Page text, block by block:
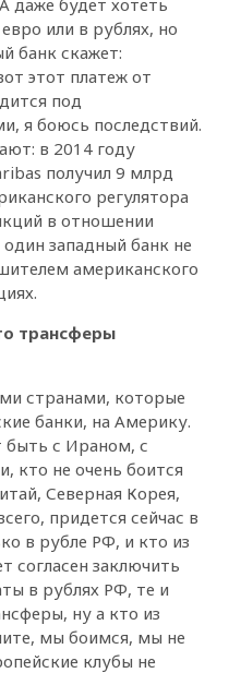
или в рублях, но
банк скажет:
этот платеж от
под
я боюсь последствий.
в 2014 году
получил 9 млрд
регулятора
в отношении
западный банк не
американского
трансферы
странами, которые
банки, на Америку.
быть с Ираном, с
кто не очень боится
Северная Корея,
придется сейчас в
в рубле РФ, и кто из
согласен заключить
в рублях РФ, те и
ну а кто из
мы боимся, мы не
клубы не